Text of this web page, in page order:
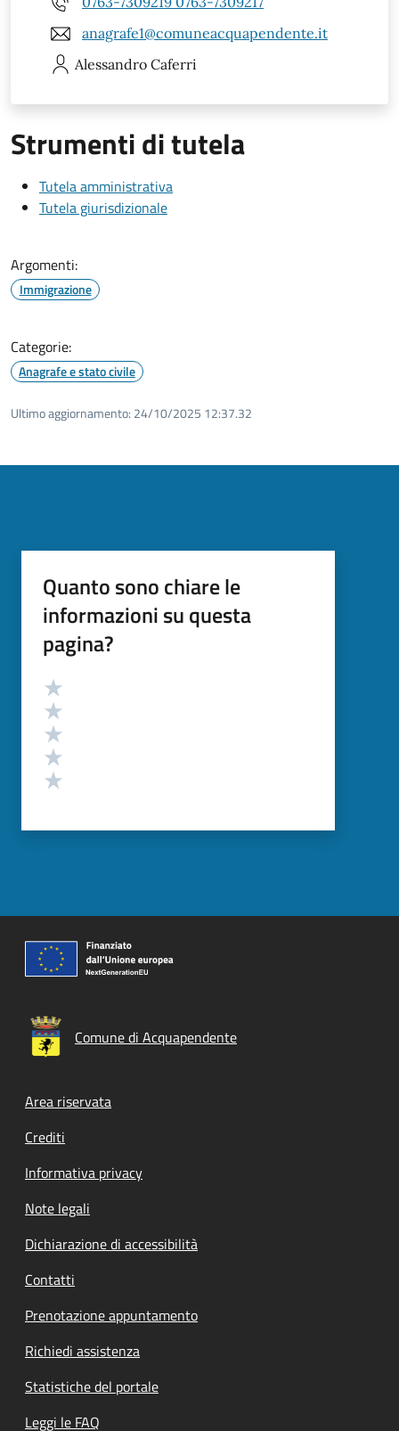
anagrafe1@comuneacquapendente.it
Alessandro Caferri
Strumenti di tutela
Tutela amministrativa
Tutela giurisdizionale
Argomenti:
Immigrazione
Categorie:
Anagrafe e stato civile
Ultimo aggiornamento: 24/10/2025 12:37.32
Quanto sono chiare le
informazioni su questa
pagina?
Valutazione
Comune di Acquapendente
Footer menu
Area riservata
Crediti
Informativa privacy
Note legali
Dichiarazione di accessibilità
Contatti
Prenotazione appuntamento
Richiedi assistenza
Statistiche del portale
Leggi le FAQ